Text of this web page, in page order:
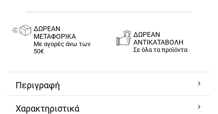
ΔΩΡΕΑΝ
ΜΕΤΑΦΟΡΙΚΑ
Με αγορές άνω των
50€
ΔΩΡΕΑΝ
ΑΝΤΙΚΑΤΑΒΟΛΗ
Σε όλα τα προϊόντα
Περιγραφή
Χαρακτηριστικά